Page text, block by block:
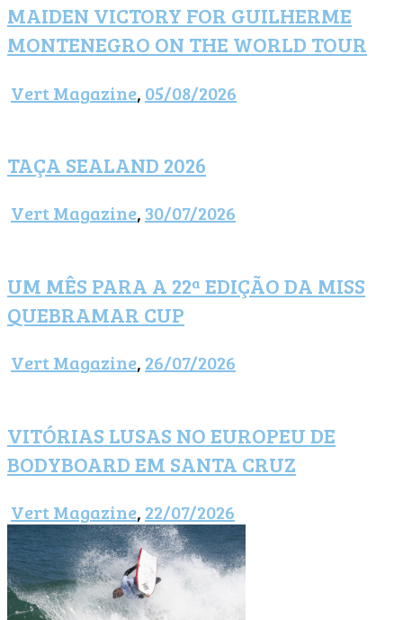
MAIDEN VICTORY FOR GUILHERME
MONTENEGRO ON THE WORLD TOUR
Vert Magazine, 05/08/2026
TAÇA SEALAND 2026
Vert Magazine, 30/07/2026
UM MÊS PARA A 22ª EDIÇÃO DA MISS
QUEBRAMAR CUP
Vert Magazine, 26/07/2026
VITÓRIAS LUSAS NO EUROPEU DE
BODYBOARD EM SANTA CRUZ
Vert Magazine, 22/07/2026